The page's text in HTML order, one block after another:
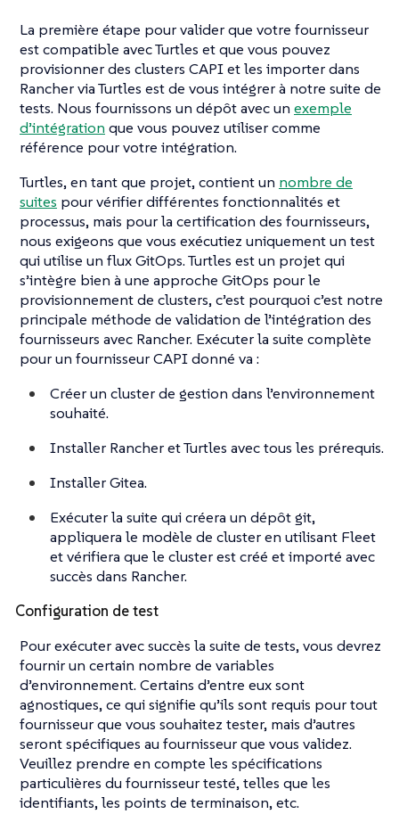
La première étape pour valider que votre fournisseur
est compatible avec Turtles et que vous pouvez
provisionner des clusters CAPI et les importer dans
Rancher via Turtles est de vous intégrer à notre suite de
tests. Nous fournissons un dépôt avec un exemple
d’intégration que vous pouvez utiliser comme
référence pour votre intégration.
Turtles, en tant que projet, contient un nombre de
suites pour vérifier différentes fonctionnalités et
processus, mais pour la certification des fournisseurs,
nous exigeons que vous exécutiez uniquement un test
qui utilise un flux GitOps. Turtles est un projet qui
s’intègre bien à une approche GitOps pour le
provisionnement de clusters, c’est pourquoi c’est notre
principale méthode de validation de l’intégration des
fournisseurs avec Rancher. Exécuter la suite complète
pour un fournisseur CAPI donné va :
Créer un cluster de gestion dans l’environnement
souhaité.
Installer Rancher et Turtles avec tous les prérequis.
Installer Gitea.
Exécuter la suite qui créera un dépôt git,
appliquera le modèle de cluster en utilisant Fleet
et vérifiera que le cluster est créé et importé avec
succès dans Rancher.
Configuration de test
Pour exécuter avec succès la suite de tests, vous devrez
fournir un certain nombre de variables
d’environnement. Certains d’entre eux sont
agnostiques, ce qui signifie qu’ils sont requis pour tout
fournisseur que vous souhaitez tester, mais d’autres
seront spécifiques au fournisseur que vous validez.
Veuillez prendre en compte les spécifications
particulières du fournisseur testé, telles que les
identifiants, les points de terminaison, etc.